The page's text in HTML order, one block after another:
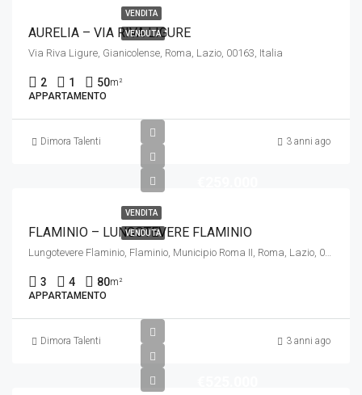
VENDITA
VENDUTA
AURELIA – VIA RIVA LIGURE
Via Riva Ligure, Gianicolense, Roma, Lazio, 00163, Italia
2 1 50m²
APPARTAMENTO
Dimora Talenti 3 anni ago
VENDITA
VENDUTA
FLAMINIO – LUNGOTEVERE FLAMINIO
Lungotevere Flaminio, Flaminio, Municipio Roma II, Roma, Lazio, 00196, Italia
3 4 80m²
APPARTAMENTO
Dimora Talenti 3 anni ago